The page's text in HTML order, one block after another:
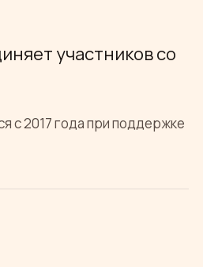
участников со
с 2017 года при поддержке